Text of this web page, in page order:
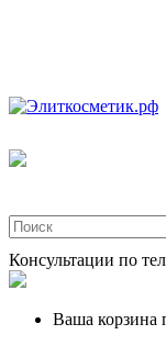
Консультации по
Ваша корзина